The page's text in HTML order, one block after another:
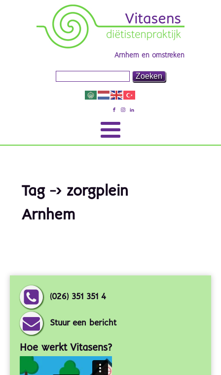
Arnhem en omstreken
Tag -> zorgplein
Arnhem
(026) 351 351 4
Stuur een bericht
Hoe werkt Vitasens?